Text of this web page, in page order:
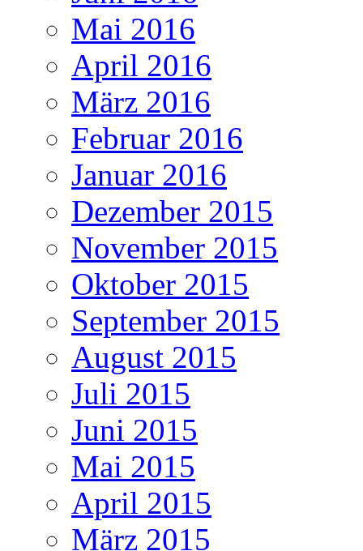
Mai 2016
April 2016
März 2016
Februar 2016
Januar 2016
Dezember 2015
November 2015
Oktober 2015
September 2015
August 2015
Juli 2015
Juni 2015
Mai 2015
April 2015
März 2015